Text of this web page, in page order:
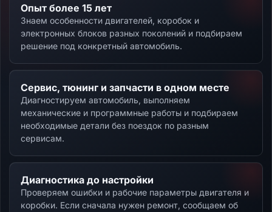
Опыт более 15 лет
Знаем особенности двигателей, коробок и
электронных блоков разных поколений и подбираем
решение под конкретный автомобиль.
Сервис, тюнинг и запчасти в одном месте
Диагностируем автомобиль, выполняем
механические и программные работы и подбираем
необходимые детали без поездок по разным
сервисам.
Диагностика до настройки
Проверяем ошибки и рабочие параметры двигателя и
коробки. Если сначала нужен ремонт, сообщаем об